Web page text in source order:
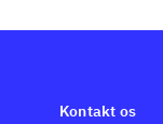
Kontakt os